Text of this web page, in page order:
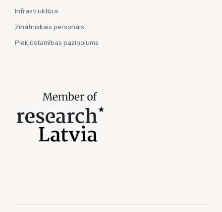
Infrastruktūra
Zinātniskais personāls
Piekļūstamības paziņojums